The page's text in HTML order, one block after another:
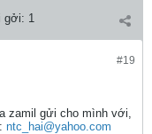
gởi: 1
#19
zamil gửi cho mình với,
ntc_hai@yahoo.com